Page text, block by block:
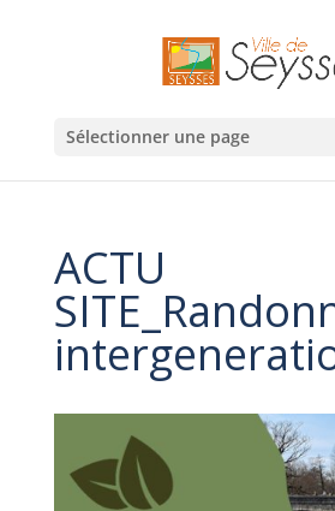
Sélectionner une page
ACTU